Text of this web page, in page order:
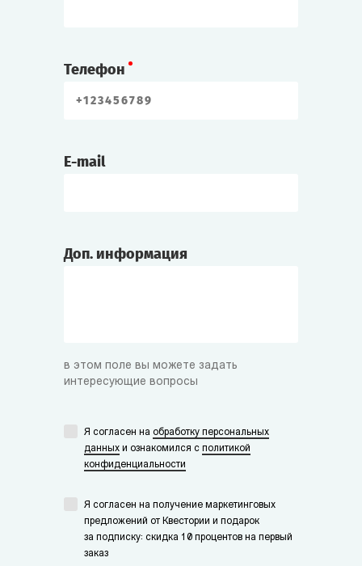
Телефон
E-mail
Доп. информация
в этом поле вы можете задать
интересующие вопросы
Я согласен на обработку персональных
данных и ознакомился с политикой
конфиденциальности
Я согласен на получение маркетинговых
предложений от Квестории и подарок
за подписку: скидка 10 процентов на первый
заказ